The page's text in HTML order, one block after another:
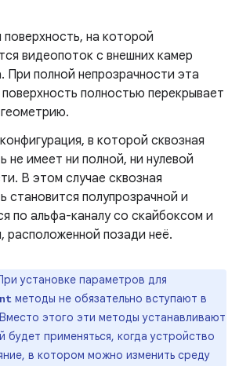
поверхность, на которой
видеопоток с внешних камер
При полной непрозрачности эта
полностью перекрывает
в которой сквозная
не имеет ни полной, ни нулевой
В этом случае сквозная
становится полупрозрачной и
по альфа-каналу со скайбоксом и
расположенной позади неё.
установке параметров для
методы не обязательно вступают в
этого эти методы устанавливают
будет применяться, когда устройство
в котором можно изменить среду